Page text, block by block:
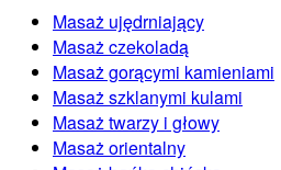
Masaż ujędrniający
Masaż czekoladą
Masaż gorącymi kamieniami
Masaż szklanymi kulami
Masaż twarzy i głowy
Masaż orientalny